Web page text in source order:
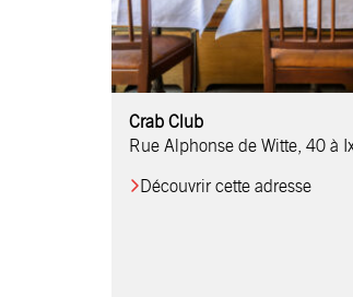
Comptoir Chouchou
Crab Club
Rue Alphonse de Witte, 40 à
Découvrir cette adresse
OM Restaurant
Table & Comptoir
Le Relais d’Orti
Studio 97
Löctave Restaurant
F-eat Restaurant
L’Art des Mets
Restaurant Harmonie
La Table de Jean